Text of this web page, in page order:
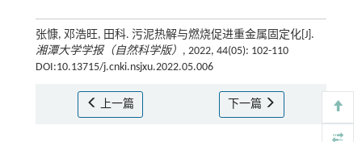
张慷, 邓浩旺, 田科. 污泥热解与燃烧促进重金属固定化[J].
湘潭大学学报（自然科学版） , 2022, 44(05): 102-110
DOI:10.13715/j.cnki.nsjxu.2022.05.006
上一篇 下一篇